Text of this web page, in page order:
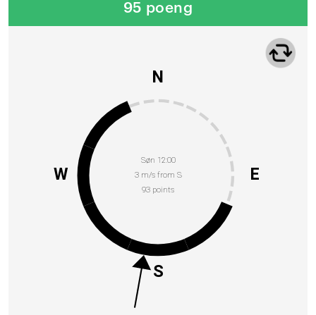
95 poeng
Søn 12:00
3 m/s from S
93 points
N
E
S
W